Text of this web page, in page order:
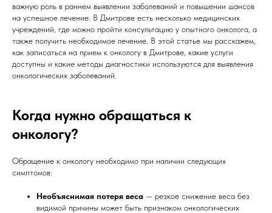
важную роль в раннем выявлении заболеваний и повышении шансов
на успешное лечение. В Дмитрове есть несколько медицинских
учреждений, где можно пройти консультацию у опытного онколога, а
также получить необходимое лечение. В этой статье мы расскажем,
как записаться на прием к онкологу в Дмитрове, какие услуги
доступны и какие методы диагностики используются для выявления
онкологических заболеваний.
Когда нужно обращаться к
онкологу?
Обращение к онкологу необходимо при наличии следующих
симптомов:
Необъяснимая потеря веса — резкое снижение веса без
видимой причины может быть признаком онкологических